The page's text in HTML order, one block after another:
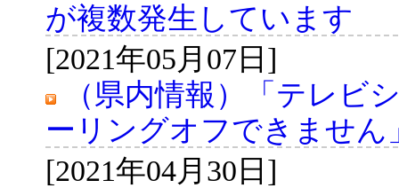
が複数発生しています
[2021年05月07日]
（県内情報）「テレビ
ーリングオフできません
[2021年04月30日]